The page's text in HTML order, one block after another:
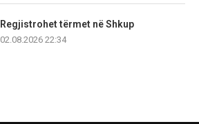
Regjistrohet tërmet në Shkup
02.08.2026 22:34